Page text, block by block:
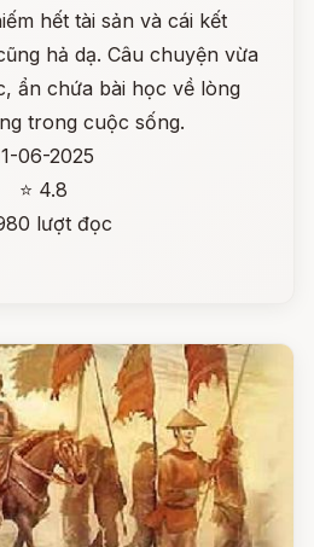
hết tài sản và cái kết
hả dạ. Câu chuyện vừa
ẩn chứa bài học về lòng
trong cuộc sống.
06-2025
⭐ 4.8
lượt đọc